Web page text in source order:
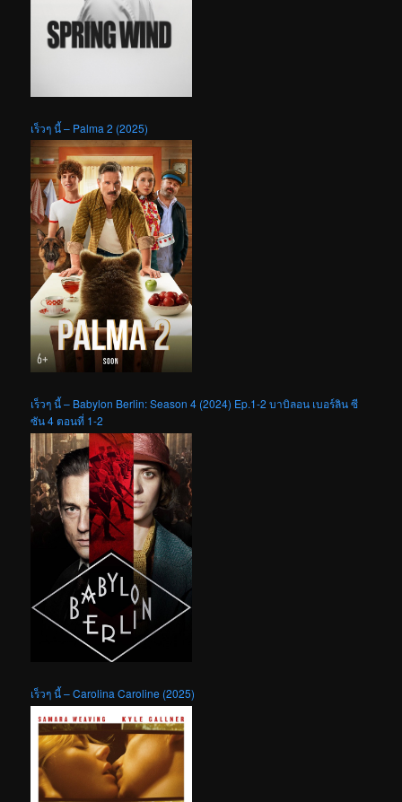
เร็วๆ นี้ – Palma 2 (2025)
เร็วๆ นี้ – Babylon Berlin: Season 4 (2024) Ep.1-2 บาบิลอน เบอร์ลิน ซี
ซัน 4 ตอนที่ 1-2
เร็วๆ นี้ – Carolina Caroline (2025)